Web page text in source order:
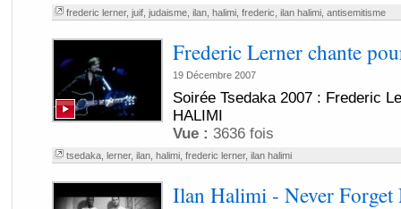
frederic lerner, juif, judaisme, ilan, halimi, frederic ilan halimi, antisemitisme
Frederic Lerner chante
19 Décembre 2007
Soirée Tsedaka 2007 : Frederic
HALIMI
Vue : 3636 fois
tsedaka, lerner, ilan, halimi, frederic lerner, ilan halimi
Ilan Halimi - Never Forget